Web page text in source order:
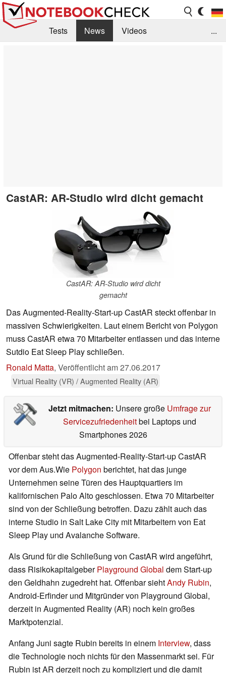
Tests News
Videos
...
CastAR: AR-Studio wird dicht gemacht
CastAR: AR-Studio wird dicht
gemacht
Das Augmented-Reality-Start-up CastAR steckt offenbar in
massiven Schwierigkeiten. Laut einem Bericht von Polygon
muss CastAR etwa 70 Mitarbeiter entlassen und das interne
Sutdio Eat Sleep Play schließen.
Ronald Matta, Veröffentlicht am27.06.2017
Virtual Reality (VR) / Augmented Reality (AR)
Jetzt mitmachen: Unsere große Umfrage zur
Servicezufriedenheitbei Laptops und
Smartphones 2026
Offenbar steht das Augmented-Reality-Start-up CastAR
vor dem Aus.Wie Polygon berichtet, hat das junge
Unternehmen seine Türen des Hauptquartiers im
kalifornischen Palo Alto geschlossen. Etwa 70 Mitarbeiter
sind von der Schließung betroffen. Dazu zählt auch das
interne Studio in Salt Lake City mit Mitarbeitern von Eat
Sleep Play und Avalanche Software.
Als Grund für die Schließung von CastAR wird angeführt,
dass RisikokapitalgeberPlayground Global dem Start-up
den Geldhahn zugedreht hat. Offenbar siehtAndy Rubin,
Android-Erfinder und Mitgründer von Playground Global,
derzeit in Augmented Reality (AR) noch kein großes
Marktpotenzial.
Anfang Juni sagte Rubin bereits in einem Interview, dass
die Technologie noch nichts für den Massenmarkt sei. Für
Rubin ist AR derzeit noch zu kompliziert und die damit